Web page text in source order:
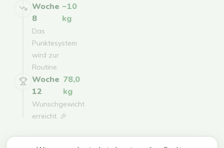
Woche
8
−10
kg
Das
Punktesystem
wird zur
Routine.
Woche
12
78,0
kg
Wunschgewicht
erreicht. 🎉